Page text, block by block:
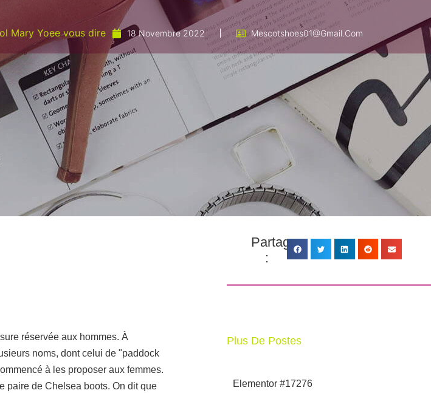
Mary Yoee vous dire 18 Novembre 2022 Mescotshoes01@gmail.com
réservée aux hommes. À
noms, dont celui de "paddock
à les proposer aux femmes.
paire de Chelsea boots. On dit que
Partager
:
Plus De Postes
Elementor #17276